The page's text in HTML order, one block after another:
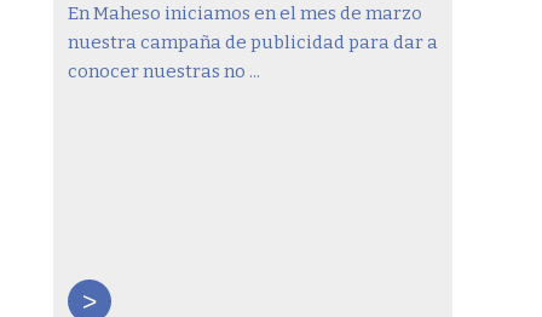
En Maheso iniciamos en el mes de marzo
nuestra campaña de publicidad para dar a
conocer nuestras no ...
>